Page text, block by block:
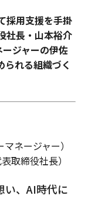
採用支援を手掛
社長・山本裕介
ジャーの伊佐
れる組織づく
ネージャー）
取締役社長）
い、AI時代に